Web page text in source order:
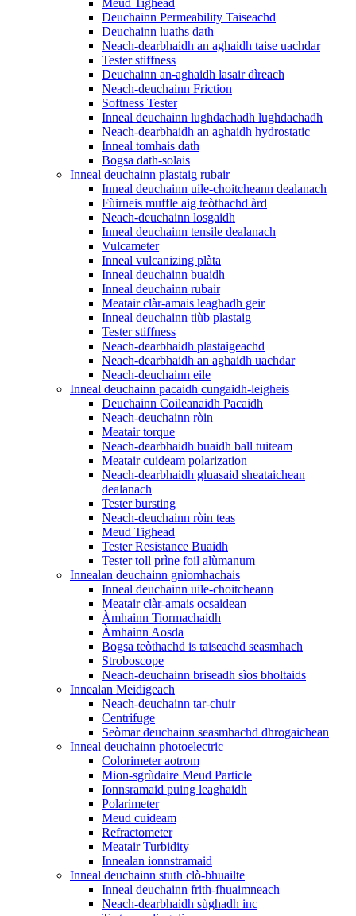
Meud Tighead
Deuchainn Permeability Taiseachd
Deuchainn luaths dath
Neach-dearbhaidh an aghaidh taise uachdar
Tester stiffness
Deuchainn an-aghaidh lasair dìreach
Neach-deuchainn Friction
Softness Tester
Inneal deuchainn lughdachadh lughdachadh
Neach-dearbhaidh an aghaidh hydrostatic
Inneal tomhais dath
Bogsa dath-solais
Inneal deuchainn plastaig rubair
Inneal deuchainn uile-choitcheann dealanach
Fùirneis muffle aig teòthachd àrd
Neach-deuchainn losgaidh
Inneal deuchainn tensile dealanach
Vulcameter
Inneal vulcanizing plàta
Inneal deuchainn buaidh
Inneal deuchainn rubair
Meatair clàr-amais leaghadh geir
Inneal deuchainn tiùb plastaig
Tester stiffness
Neach-dearbhaidh plastaigeachd
Neach-dearbhaidh an aghaidh uachdar
Neach-deuchainn eile
Inneal deuchainn pacaidh cungaidh-leigheis
Deuchainn Coileanaidh Pacaidh
Neach-deuchainn ròin
Meatair torque
Neach-dearbhaidh buaidh ball tuiteam
Meatair cuideam polarization
Neach-dearbhaidh gluasaid sheataichean
dealanach
Tester bursting
Neach-deuchainn ròin teas
Meud Tighead
Tester Resistance Buaidh
Tester toll prìne foil alùmanum
Innealan deuchainn gnìomhachais
Inneal deuchainn uile-choitcheann
Meatair clàr-amais ocsaidean
Àmhainn Tiormachaidh
Àmhainn Aosda
Bogsa teòthachd is taiseachd seasmhach
Stroboscope
Neach-deuchainn briseadh sìos bholtaids
Innealan Meidigeach
Neach-deuchainn tar-chuir
Centrifuge
Seòmar deuchainn seasmhachd dhrogaichean
Inneal deuchainn photoelectric
Colorimeter aotrom
Mion-sgrùdaire Meud Particle
Ionnsramaid puing leaghaidh
Polarimeter
Meud cuideam
Refractometer
Meatair Turbidity
Innealan ionnstramaid
Inneal deuchainn stuth clò-bhuailte
Inneal deuchainn frith-fhuaimneach
Neach-dearbhaidh sùghadh inc